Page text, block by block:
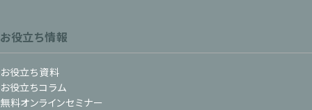
お役立ち情報
お役立ち資料
お役立ちコラム
無料オンラインセミナー